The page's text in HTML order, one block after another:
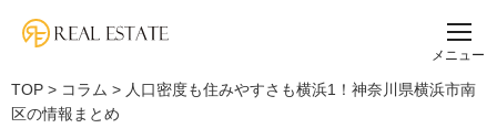
メニュー
TOP > コラム > 人口密度も住みやすさも横浜1！神奈川県横浜市南
区の情報まとめ